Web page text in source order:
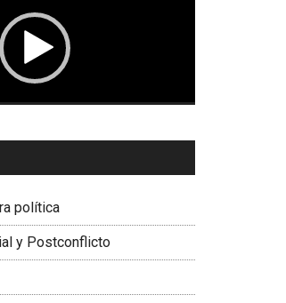
Vicepresidenta Federación
política
y Postconflicto